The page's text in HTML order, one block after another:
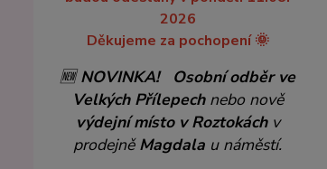
2026
Děkujeme za pochopení 🌞
🆕NOVINKA!
Osobní odběr ve
Velkých Přílepechnebo nově
výdejní místo v Roztokáchv
prodejněMagdala u náměstí.